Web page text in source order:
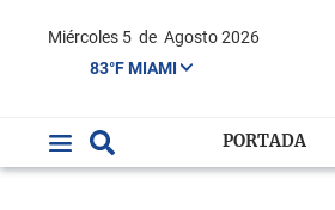
Miércoles 5 de Agosto 2026
83°F MIAMI
PORTADA